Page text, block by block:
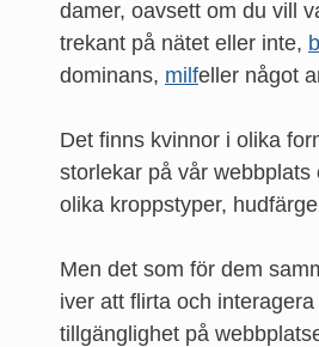
damer, oavsett om du vill
trekant på nätet eller inte,
dominans, milfeller något
Det finns kvinnor i olika
storlekar på vår webbplats
olika kroppstyper,
Men det som för dem
iver att flirta och
tillgänglighet på